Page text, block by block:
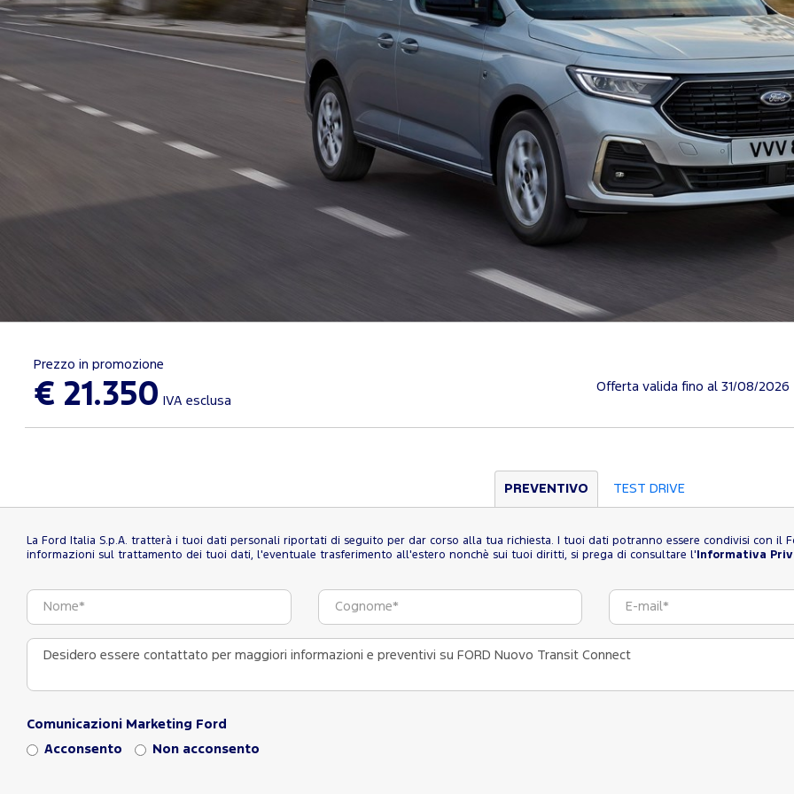
Prezzo in promozione
€ 21.350 IVA esclusa
Offerta valida fino al 31/08/2026
PREVENTIVO TEST DRIVE
La Ford Italia S.p.A. tratterà i tuoi dati personali riportati di seguito per dar corso alla tua richiesta. I tuoi dati potranno essere condivisi con il
informazioni sul trattamento dei tuoi dati, l'eventuale trasferimento all'estero nonchè sui tuoi diritti, si prega di consultare l' Informativa
Comunicazioni Marketing Ford
Acconsento Non acconsento